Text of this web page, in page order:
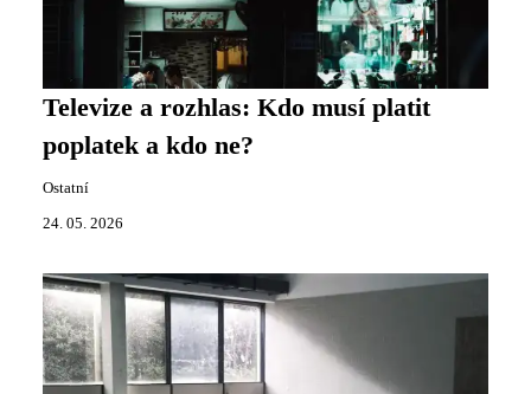
Televize a rozhlas: Kdo musí platit
poplatek a kdo ne?
Ostatní
24. 05. 2026